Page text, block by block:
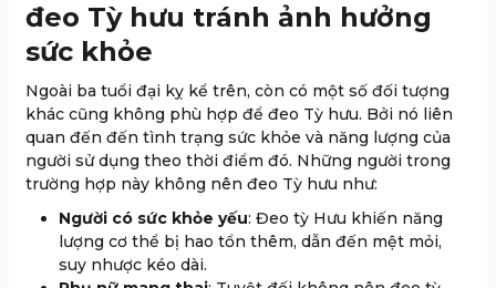
đeo Tỳ hưu tránh ảnh hưởng
sức khỏe
Ngoài ba tuổi đại kỵ kể trên, còn có một số đối tượng
khác cũng không phù hợp để đeo Tỳ hưu. Bởi nó liên
quan đến đến tình trạng sức khỏe và năng lượng của
người sử dụng theo thời điểm đó. Những người trong
trường hợp này không nên đeo Tỳ hưu như:
Người có sức khỏe yếu: Đeo tỳ Hưu khiến năng
lượng cơ thể bị hao tổn thêm, dẫn đến mệt mỏi,
suy nhược kéo dài.